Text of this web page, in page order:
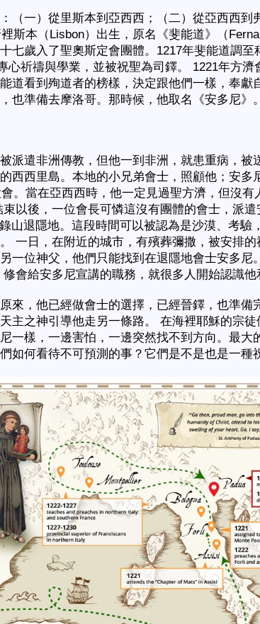
（一）從里斯本到亞西西；（二）從亞西西到
斯本（Lisbon）出生，原名《斐能道》（
七歲入了聖奧斯定會團體。1217年斐能道調至
心祈禱與學業，並被祝聖為司鐸。 1221年方濟
道看到殉道者的榜樣，決定跟他們一樣，奉獻
也準備去摩洛哥。那時候，他取名《安多尼》
派遣非洲傳教，但他一到非洲，就患重病，被
西西里島。本地的小兄弟會士，照顧他；安多
。當在亞西西時，他一定見過聖方濟，但沒有
以後，一位會長可憐這沒有團體的會士，派遣
山退隱地。這段時間可以被認為是沙漠、考驗
一日，在附近的城市，有殯葬彌撒，被安排的
一位神父，他們只能找到在退隱地會士安多尼
會給安多尼宣講的職務，就很多人開始認識他
來，他已經做會士的選擇，已經晉鐸，也準備
主之神引導他走另一條路。 在海裡耶穌的宗徒
一樣，一邊害怕，一邊突然找不到方向。最大
如何看待不可預測的事？它們是不是也是一種